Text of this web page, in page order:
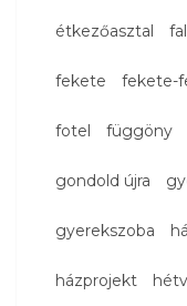
étkezőasztal
fekete fekete-
fotel függöny
gondold újra
gyerekszoba
házprojekt